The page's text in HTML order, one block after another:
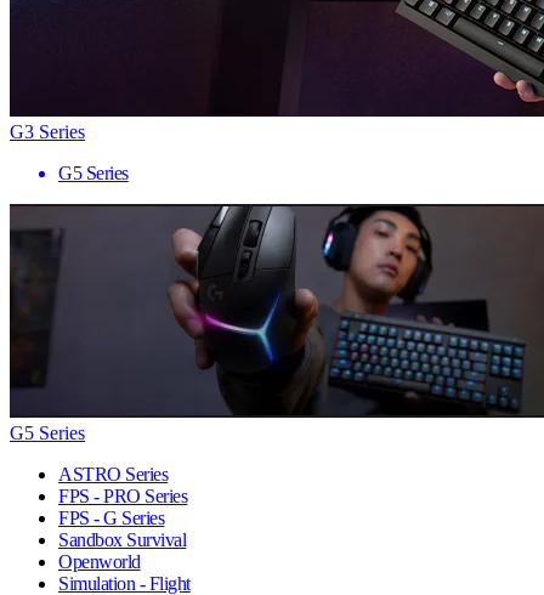
G3 Series
G5 Series
G5 Series
ASTRO Series
FPS - PRO Series
FPS - G Series
Sandbox Survival
Openworld
Simulation - Flight